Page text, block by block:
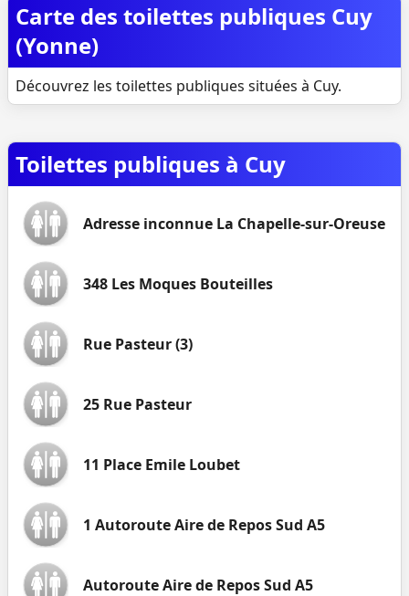
Carte des toilettes publiques Cuy
(Yonne)
Découvrez les toilettes publiques situées à Cuy.
Toilettes publiques à Cuy
Adresse inconnue La Chapelle-sur-Oreuse
348 Les Moques Bouteilles
Rue Pasteur (3)
25 Rue Pasteur
11 Place Emile Loubet
1 Autoroute Aire de Repos Sud A5
Autoroute Aire de Repos Sud A5